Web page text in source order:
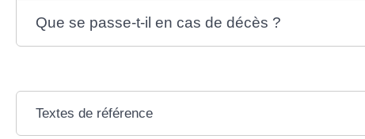
Que se passe-t-il en cas de décès ?
Textes de référence